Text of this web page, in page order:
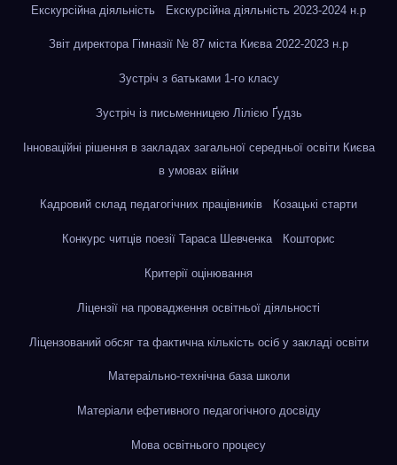
Екскурсійна діяльність Екскурсійна діяльність 2023-2024 н.р
Звіт директора Гімназії № 87 міста Києва 2022-2023 н.р
Зустріч з батьками 1-го класу
Зустріч із письменницею Лілією Ґудзь
Інноваційні рішення в закладах загальної середньої освіти Києва
в умовах війни
Кадровий склад педагогічних працівників Козацькі старти
Конкурс читців поезії Тараса Шевченка Кошторис
Критерії оцінювання
Ліцензії на провадження освітньої діяльності
Ліцензований обсяг та фактична кількість осіб у закладі освіти
Матераільно-технічна база школи
Матеріали ефетивного педагогічного досвіду
Мова освітнього процесу